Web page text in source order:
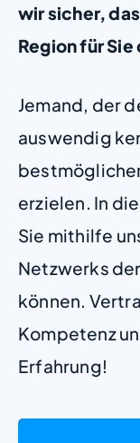
wir sicher,
Region für Sie
Jemand, der
auswendig
erzielen. In
Sie mithilfe
Netzwerks
können.
Kompetenz
Erfahrung!